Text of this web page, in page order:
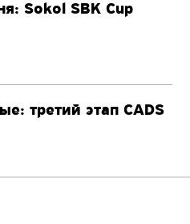
Sokol SBK Cup
третий этап CADS